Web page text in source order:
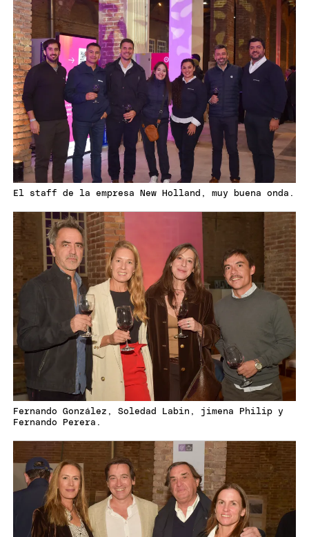
El staff de la empresa New Holland, muy buena onda.
Fernando González, Soledad Labin, jimena Philip y
Fernando Perera.